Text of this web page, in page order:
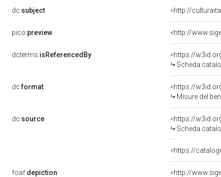
dc:subject <http://
pico:preview <http://
dcterms:isReferencedBy
<https://
Scheda
dc:format
<https://
Misure del
dc:source
<https://
Scheda
<https://
foaf:depiction <http://